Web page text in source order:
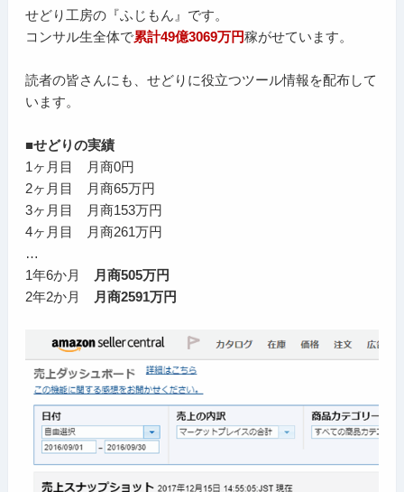
せどり工房の『ふじもん』です。
コンサル生全体で累計49億3069万円稼がせています。
読者の皆さんにも、せどりに役立つツール情報を配布して
います。
■せどりの実績
1ヶ月目 月商0円
2ヶ月目 月商65万円
3ヶ月目 月商153万円
4ヶ月目 月商261万円
…
1年6か月
月商505万円
2年2か月
月商2591万円